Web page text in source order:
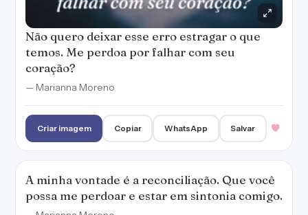
— Marianna Moreno
Criar imagem Copiar WhatsApp Salvar
Prometo que farei de tudo para te
recompensar pela dor que te fiz passar. Você
me perdoa?
Criar imagem Copiar WhatsApp Salvar